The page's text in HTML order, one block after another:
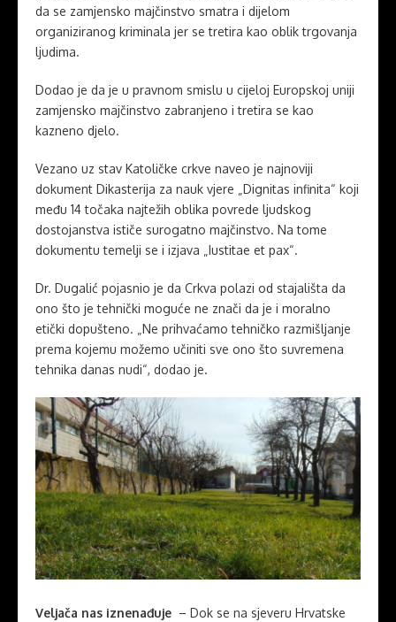
da se zamjensko majčinstvo smatra i dijelom
organiziranog kriminala jer se tretira kao oblik trgovanja
ljudima.
Dodao je da je u pravnom smislu u cijeloj Europskoj uniji
zamjensko majčinstvo zabranjeno i tretira se kao
kazneno djelo.
Vezano uz stav Katoličke crkve naveo je najnoviji
dokument Dikasterija za nauk vjere „Dignitas infinita“ koji
među 14 točaka najtežih oblika povrede ljudskog
dostojanstva ističe surogatno majčinstvo. Na tome
dokumentu temelji se i izjava „Iustitae et pax“.
Dr. Dugalić pojasnio je da Crkva polazi od stajališta da
ono što je tehnički moguće ne znači da je i moralno
etički dopušteno. „Ne prihvaćamo tehničko razmišljanje
prema kojemu možemo učiniti sve ono što suvremena
tehnika danas nudi“, dodao je.
Veljača nas iznenađuje – Dok se na sjeveru Hrvatske